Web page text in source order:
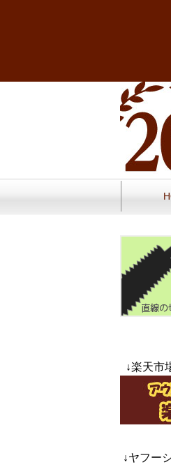
↓楽天市
↓ヤフー